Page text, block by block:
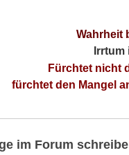
Wahrheit
Fürchtet nicht
fürchtet den Mangel
im Forum